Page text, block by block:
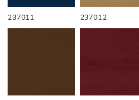
237011 237012